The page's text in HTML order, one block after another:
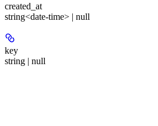
created_at
string<date-time> | null
key
string | null